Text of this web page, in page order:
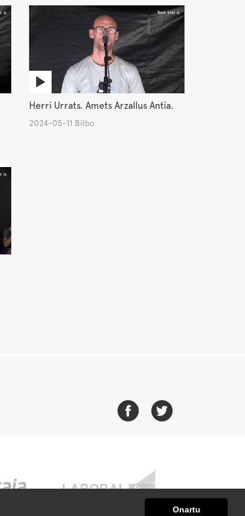
Onartu
Herri Urrats. Amets Arzallus Antia.
2024-05-11 Bilbo